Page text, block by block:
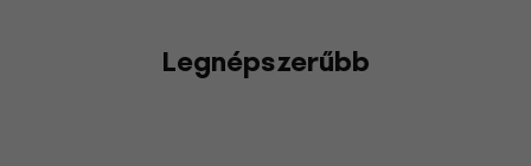
Legnépszerűbb